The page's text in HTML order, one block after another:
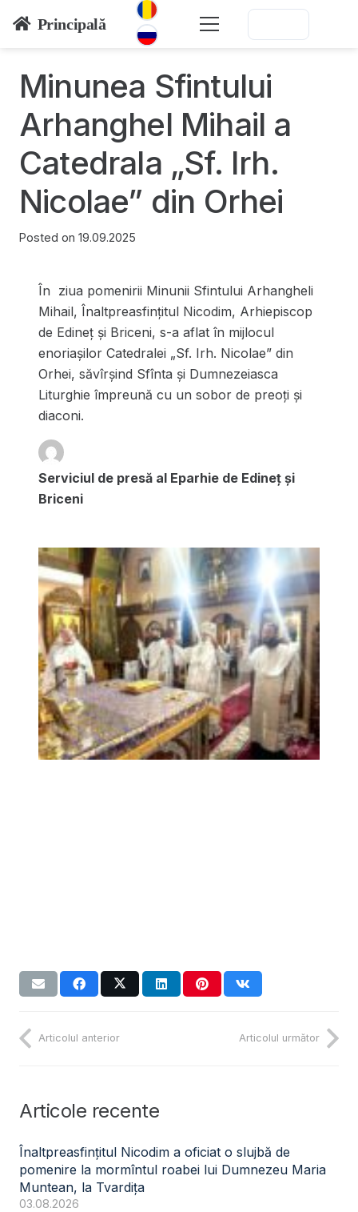
Principală
Minunea Sfintului
Arhanghel Mihail a
Catedrala „Sf. Irh.
Nicolae” din Orhei
Posted on 19.09.2025
În ziua pomenirii Minunii Sfintului Arhangheli
Mihail, Înaltpreasfințitul Nicodim, Arhiepiscop
de Edineț și Briceni, s-a aflat în mijlocul
enoriașilor Catedralei „Sf. Irh. Nicolae” din
Orhei, săvîrșind Sfînta și Dumnezeiasca
Liturghie împreună cu un sobor de preoți și
diaconi.
Serviciul de presă al Eparhie de Edineț și
Briceni
Articolul anterior Articolul următor
Articole recente
Înaltpreasfințitul Nicodim a oficiat o slujbă de
pomenire la mormîntul roabei lui Dumnezeu Maria
Muntean, la Tvardița
03.08.2026